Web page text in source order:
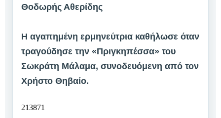
Θοδωρής Αθερίδης
Η αγαπημένη ερμηνεύτρια καθήλωσε όταν
τραγούδησε την «Πριγκηπέσσα» του
Σωκράτη Μάλαμα, συνοδευόμενη από τον
Χρήστο Θηβαίο.